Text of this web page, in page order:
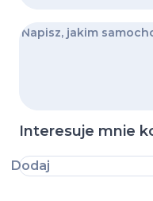
Interesuje mnie
Dodaj